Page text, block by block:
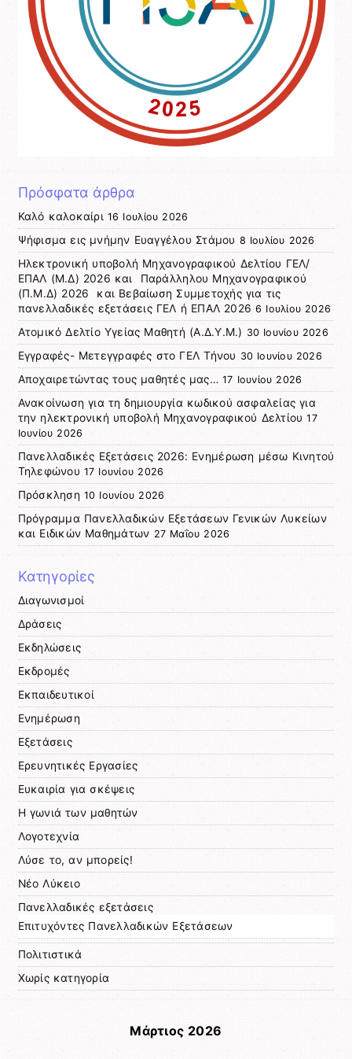
Πρόσφατα άρθρα
Καλό καλοκαίρι 16 Ιουλίου 2026
Ψήφισμα εις μνήμην Ευαγγέλου Στάμου 8 Ιουλίου 2026
Ηλεκτρονική υποβολή Μηχανογραφικού Δελτίου ΓΕΛ/
ΕΠΑΛ (Μ.Δ) 2026 και Παράλληλου Μηχανογραφικού
(Π.Μ.Δ) 2026 και Βεβαίωση Συμμετοχής για τις
πανελλαδικές εξετάσεις ΓΕΛ ή ΕΠΑΛ 2026 6 Ιουλίου 2026
Ατομικό Δελτίο Υγείας Μαθητή (Α.Δ.Υ.Μ.) 30 Ιουνίου 2026
Εγγραφές- Μετεγγραφές στο ΓΕΛ Τήνου 30 Ιουνίου 2026
Αποχαιρετώντας τους μαθητές μας… 17 Ιουνίου 2026
Ανακοίνωση για τη δημιουργία κωδικού ασφαλείας για
την ηλεκτρονική υποβολή Μηχανογραφικού Δελτίου 17
Ιουνίου 2026
Πανελλαδικές Εξετάσεις 2026: Ενημέρωση μέσω Κινητού
Τηλεφώνου 17 Ιουνίου 2026
Πρόσκληση 10 Ιουνίου 2026
Πρόγραμμα Πανελλαδικών Εξετάσεων Γενικών Λυκείων
και Ειδικών Μαθημάτων 27 Μαΐου 2026
Κατηγορίες
Διαγωνισμοί
Δράσεις
Εκδηλώσεις
Εκδρομές
Εκπαιδευτικοί
Ενημέρωση
Εξετάσεις
Ερευνητικές Εργασίες
Ευκαιρία για σκέψεις
Η γωνιά των μαθητών
Λογοτεχνία
Λύσε το, αν μπορείς!
Νέο Λύκειο
Πανελλαδικές εξετάσεις
Επιτυχόντες Πανελλαδικών Εξετάσεων
Πολιτιστικά
Χωρίς κατηγορία
Μάρτιος 2026